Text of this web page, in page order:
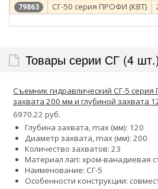
79863 СГ-50 серия ПРОФИ (КВТ)
Товары серии СГ (4 шт.)
Съемник гидравлический СГ-5
захвата 200 мм и глубиной захвата
6970.22 руб.
Глубина захвата, max (мм): 120
Диаметр захвата, max (мм): 200
Количество захватов: 23
Материал лап: хром-ванадиевая
Наименование: СГ-5
Особенности конструкции: